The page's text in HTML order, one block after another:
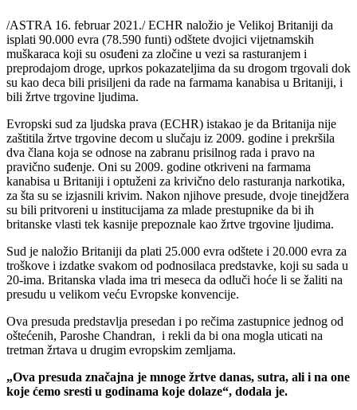
/ASTRA 16. februar 2021./ ECHR naložio je Velikoj Britaniji da
isplati 90.000 evra (78.590 funti) odštete dvojici vijetnamskih
muškaraca koji su osuđeni za zločine u vezi sa rasturanjem i
preprodajom droge, uprkos pokazateljima da su drogom trgovali dok
su kao deca bili prisiljeni da rade na farmama kanabisa u Britaniji, i
bili žrtve trgovine ljudima.
Evropski sud za ljudska prava (ECHR) istakao je da Britanija nije
zaštitila žrtve trgovine decom u slučaju iz 2009. godine i prekršila
dva člana koja se odnose na zabranu prisilnog rada i pravo na
pravično suđenje. Oni su 2009. godine otkriveni na farmama
kanabisa u Britaniji i optuženi za krivično delo rasturanja narkotika,
za šta su se izjasnili krivim. Nakon njihove presude, dvoje tinejdžera
su bili pritvoreni u institucijama za mlade prestupnike da bi ih
britanske vlasti tek kasnije prepoznale kao žrtve trgovine ljudima.
Sud je naložio Britaniji da plati 25.000 evra odštete i 20.000 evra za
troškove i izdatke svakom od podnosilaca predstavke, koji su sada u
20-ima. Britanska vlada ima tri meseca da odluči hoće li se žaliti na
presudu u velikom veću Evropske konvencije.
Ova presuda predstavlja presedan i po rečima zastupnice jednog od
oštećenih, Paroshe Chandran, i rekli da bi ona mogla uticati na
tretman žrtava u drugim evropskim zemljama.
„Ova presuda značajna je mnoge žrtve danas, sutra, ali i na one
koje ćemo sresti u godinama koje dolaze“, dodala je.